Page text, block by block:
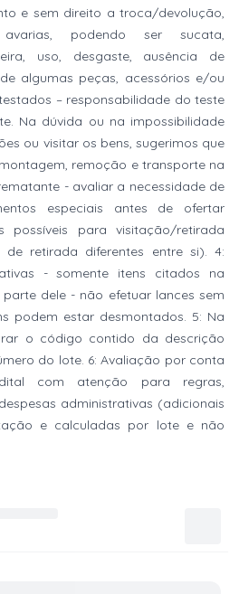
e sem direito a troca/devolução,
podendo ser sucata,
uso, desgaste, ausência de
algumas peças, acessórios e/ou
– responsabilidade do teste
Na dúvida ou na impossibilidade
ou visitar os bens, sugerimos que
remoção e transporte na
- avaliar a necessidade de
especiais antes de ofertar
possíveis para visitação/retirada
retirada diferentes entre si). 4:
- somente itens citados na
dele - não efetuar lances sem
podem estar desmontados. 5: Na
o código contido da descrição
do lote. 6: Avaliação por conta
com atenção para regras,
administrativas (adicionais
e calculadas por lote e não